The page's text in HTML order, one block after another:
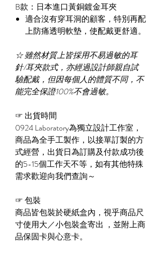
B款：日本進口黃銅鍍金耳夾
適合沒有穿耳洞的顧客，特別再配
上防痛透明軟墊，使配戴更舒適。
☆雖然材質上皆採用不易過敏的耳
針/耳夾款式，亦經過設計師親自試
驗配戴，但因每個人的體質不同，不
能完全保證100%不會過敏。
☞ 出貨時間
0924 Laboratory為獨立設計工作室，
商品為全手工製作，以接單訂製的方
式經營，出貨日為訂購及付款成功後
的5-15個工作天不等，如有其他特殊
需求歡迎向我們查詢～
☞包裝
商品皆包裝於硬紙盒內，視乎商品尺
寸使用大／小包裝盒寄出 ，並附上商
品保固卡與心意卡。